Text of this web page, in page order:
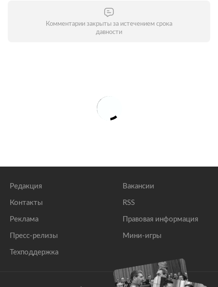
Комментарии закрыты за истечением срока
давности
Редакция
Контакты
Реклама
Пресс-релизы
Техподдержка
Вакансии
RSS
Правовая информация
Мини-игры